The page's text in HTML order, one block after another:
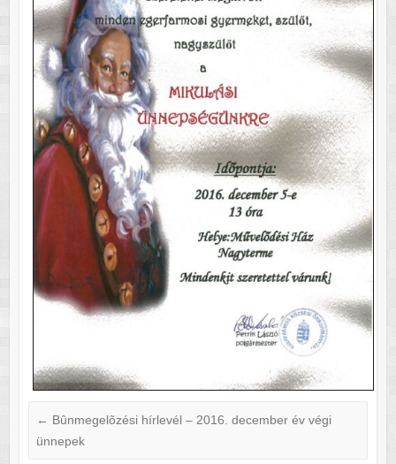
← Bûnmegelõzési hírlevél – 2016. december év végi
ünnepek